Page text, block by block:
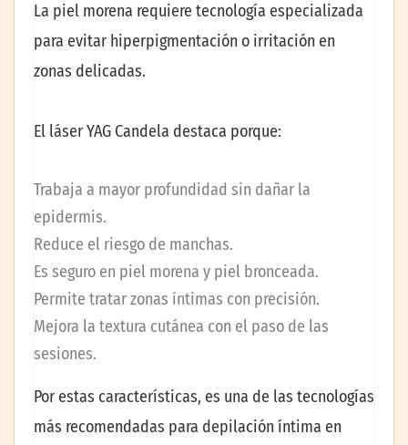
La piel morena requiere tecnología especializada
para evitar hiperpigmentación o irritación en
zonas delicadas.
El láser YAG Candela destaca porque:
Trabaja a mayor profundidad sin dañar la
epidermis.
Reduce el riesgo de manchas.
Es seguro en piel morena y piel bronceada.
Permite tratar zonas íntimas con precisión.
Mejora la textura cutánea con el paso de las
sesiones.
Por estas características, es una de las tecnologías
más recomendadas para depilación íntima en